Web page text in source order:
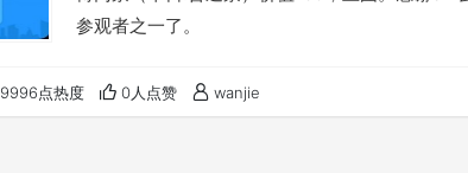
参观者之一了。
9996点热度 0人点赞 wanjie